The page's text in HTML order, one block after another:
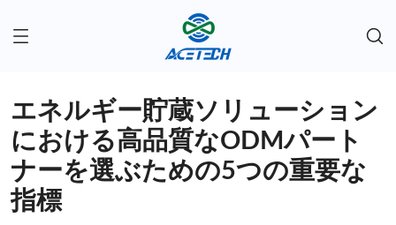
エネルギー貯蔵ソリューション
における高品質なODMパート
ナーを選ぶための5つの重要な
指標